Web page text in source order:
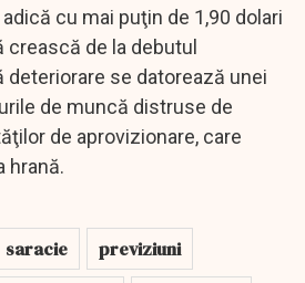
cu mai puţin de 1,90 dolari
crească de la debutul
deteriorare se datorează unei
de muncă distruse de
de aprovizionare, care
hrană.
saracie
previziuni